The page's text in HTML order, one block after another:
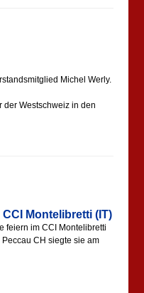
Michel Werly.
der Westschweiz in den
Montelibretti (IT)
feiern im CCI Montelibretti
CH siegte sie am